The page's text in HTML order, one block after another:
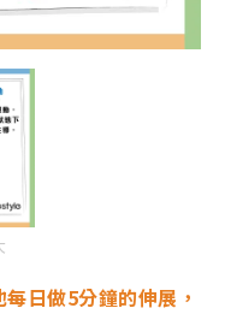
每日做5分鐘的伸展，